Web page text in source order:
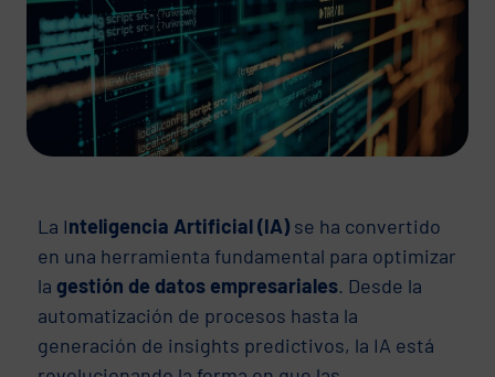
La Inteligencia Artificial (IA) se ha convertido
en una herramienta fundamental para optimizar
la gestión de datos empresariales. Desde la
automatización de procesos hasta la
generación de insights predictivos, la IA está